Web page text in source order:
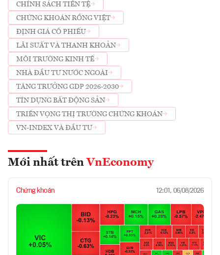
CHÍNH SÁCH TIỀN TỆ
CHỨNG KHOÁN RỒNG VIỆT
ĐỊNH GIÁ CỔ PHIẾU
LÃI SUẤT VÀ THANH KHOẢN
MÔI TRƯỜNG KINH TẾ
NHÀ ĐẦU TƯ NƯỚC NGOÀI
TĂNG TRƯỞNG GDP 2026-2030
TÍN DỤNG BẤT ĐỘNG SẢN
TRIỂN VỌNG THỊ TRƯỜNG CHỨNG KHOÁN
VN-INDEX VÀ ĐẦU TƯ
Mới nhất trên VnEconomy
Chứng khoán 12:01, 06/08/2026